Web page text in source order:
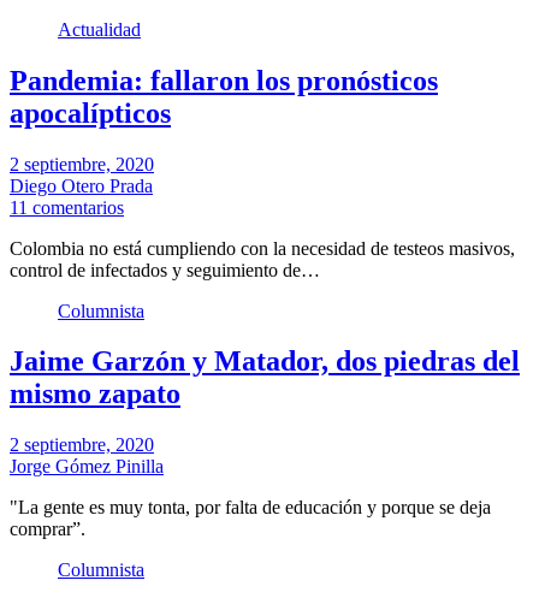
Actualidad
Pandemia: fallaron los pronósticos
apocalípticos
2 septiembre, 2020
Diego Otero Prada
11 comentarios
Colombia no está cumpliendo con la necesidad de testeos masivos,
control de infectados y seguimiento de…
Columnista
Jaime Garzón y Matador, dos piedras del
mismo zapato
2 septiembre, 2020
Jorge Gómez Pinilla
"La gente es muy tonta, por falta de educación y porque se deja
comprar”.
Columnista